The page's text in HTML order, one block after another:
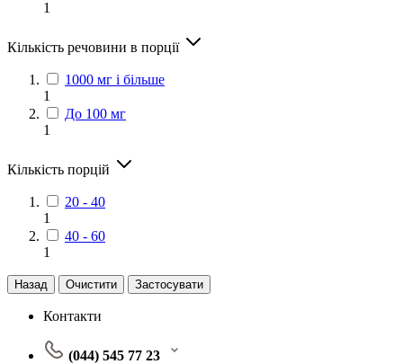
1
Кількість речовини в порції
1000 мг і більше
1
До 100 мг
1
Кількість порцій
20 - 40
1
40 - 60
1
Назад Очистити Застосувати
Контакти
(044) 545 77 23